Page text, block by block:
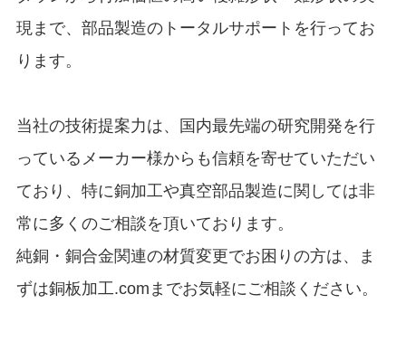
現まで、部品製造のトータルサポートを行ってお
ります。
当社の技術提案力は、国内最先端の研究開発を行
っているメーカー様からも信頼を寄せていただい
ており、特に銅加工や真空部品製造に関しては非
常に多くのご相談を頂いております。
純銅・銅合金関連の材質変更でお困りの方は、ま
ずは銅板加工.comまでお気軽にご相談ください。